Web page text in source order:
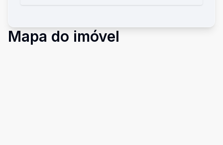
Mapa do imóvel